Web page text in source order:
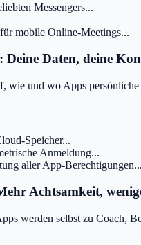
Messengers...
mobile Online-Meetings...
Daten, deine
wie und wo Apps persönliche
Speicher...
Anmeldung...
aller App-Berechtigungen...
Achtsamkeit,
werden selbst zu Coach,